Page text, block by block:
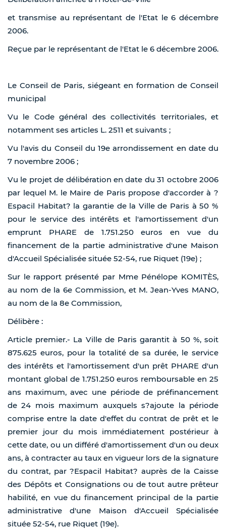
et transmise au représentant de l'Etat le 6 décembre
2006.
Reçue par le représentant de l'Etat le 6 décembre 2006.
Le Conseil de Paris, siégeant en formation de Conseil
municipal
Vu le Code général des collectivités territoriales, et
notamment ses articles L. 2511 et suivants ;
Vu l'avis du Conseil du 19e arrondissement en date du
7 novembre 2006 ;
Vu le projet de délibération en date du 31 octobre 2006
par lequel M. le Maire de Paris propose d'accorder à ?
Espacil Habitat? la garantie de la Ville de Paris à 50 %
pour le service des intérêts et l'amortissement d'un
emprunt PHARE de 1.751.250 euros en vue du
financement de la partie administrative d'une Maison
d'Accueil Spécialisée située 52-54, rue Riquet (19e) ;
Sur le rapport présenté par Mme Pénélope KOMITÈS,
au nom de la 6e Commission, et M. Jean-Yves MANO,
au nom de la 8e Commission,
Délibère :
Article premier.- La Ville de Paris garantit à 50 %, soit
875.625 euros, pour la totalité de sa durée, le service
des intérêts et l'amortissement d'un prêt PHARE d'un
montant global de 1.751.250 euros remboursable en 25
ans maximum, avec une période de préfinancement
de 24 mois maximum auxquels s?ajoute la période
comprise entre la date d'effet du contrat de prêt et le
premier jour du mois immédiatement postérieur à
cette date, ou un différé d'amortissement d'un ou deux
ans, à contracter au taux en vigueur lors de la signature
du contrat, par ?Espacil Habitat? auprès de la Caisse
des Dépôts et Consignations ou de tout autre prêteur
habilité, en vue du financement principal de la partie
administrative d'une Maison d'Accueil Spécialisée
située 52-54, rue Riquet (19e).